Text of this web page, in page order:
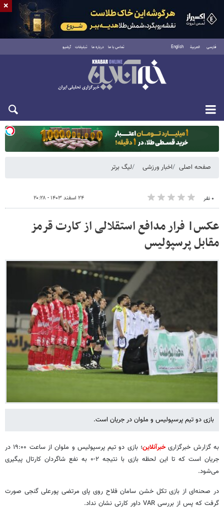
فارسی العربية English تماس با ما درباره ما تبلیغات آرشیو
دوشنبه ۱۹ مرداد ۱۴۰۵
صفحه اصلی اخبار ورزشی لیگ برتر
۰ نفر ۲۴ اسفند ۱۴۰۳ - ۲۰:۲۸
عکس| فرار مدافع استقلالی از کارت قرمز
مقابل پرسپولیس
بازی دو تیم پرسپولیس و ملوان در جریان است.
به گزارش خبرگزاریخبرآنلاین
؛ بازی دو تیم پرسپولیس و ملوان از ساعت ۱۹:۰۰ در
جریان است که تا این لحظه بازی با نتیجه ۲-۰ به نفع شاگردان کارتال پیگیری
می‌شود.
در صحنه‌ای از بازی تکل خشن سامان فلاح روی پای مرتضی پورعلی گنجی صورت
گرفت که پس از بررسی VAR داور کارتی نشان نداد.
×